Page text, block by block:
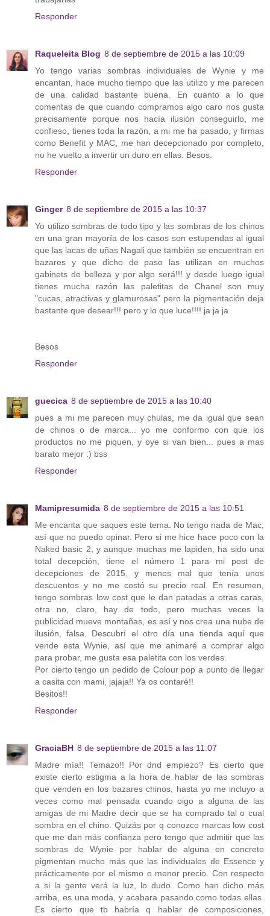
Responder
Raqueleita Blog 8 de septiembre de 2015 a las 10:09
Yo tengo varias sombras individuales de Wynie y me
encantan, hace mucho tiempo que las utilizo y me parecen
de una calidad bastante buena. En cuanto a lo que
comentas de que cuando compramos algo caro nos gusta
precisamente porque nos hacía ilusión conseguirlo, me
confieso, tienes toda la razón, a mi me ha pasado, y firmas
como Benefit y MAC, me han decepcionado por completo,
no he vuelto a invertir un duro en ellas. Besos.
Responder
Ginger 8 de septiembre de 2015 a las 10:37
Yo utilizo sombras de todo tipo y las sombras de los chinos
en una gran mayoría de los casos son estupendas al igual
que las lacas de uñas Nagali que también se encuentran en
bazares y que dicho de paso las utilizan en muchos
gabinets de belleza y por algo será!!! y desde luego igual
tienes mucha razón las paletitas de Chanel son muy
"cucas, atractivas y glamurosas" pero la pigmentación deja
bastante que desear!!! pero y lo que luce!!!! ja ja ja
Besos
Responder
guecica 8 de septiembre de 2015 a las 10:40
pues a mi me parecen muy chulas, me da igual que sean
de chinos o de marca... yo me conformo con que los
productos no me piquen, y oye si van bien... pues a mas
barato mejor :) bss
Responder
Mamipresumida 8 de septiembre de 2015 a las 10:51
Me encanta que saques este tema. No tengo nada de Mac,
así que no puedo opinar. Pero si me hice hace poco con la
Naked basic 2, y aunque muchas me lapiden, ha sido una
total decepción, tiene el número 1 para mi post de
decepciones de 2015, y menos mal que tenía unos
descuentos y no me costó su precio real. En resumen,
tengo sombras low cost que le dan patadas a otras caras,
otra no, claro, hay de todo, pero muchas veces la
publicidad mueve montañas, es así y nos crea una nube de
ilusión, falsa. Descubrí el otro día una tienda aquí que
vende esta Wynie, así que me animaré a comprar algo
para probar, me gusta esa paletita con los verdes.
Por cierto tengo un pedido de Colour pop a punto de llegar
a casita con mami, jajaja!! Ya os contaré!!
Besitos!!
Responder
GraciaBH 8 de septiembre de 2015 a las 11:07
Madre mía!! Temazo!! Por dnd empiezo? Es cierto que
existe cierto estigma a la hora de hablar de las sombras
que venden en los bazares chinos, hasta yo me incluyo a
veces como mal pensada cuando oigo a alguna de las
amigas de mi Madre decir que se ha comprado tal o cual
sombra en el chino. Quizás por q conozco marcas low cost
que me dan más confianza pero tengo que admitir que las
sombras de Wynie por hablar de alguna en concreto
pigmentan mucho más que las individuales de Essence y
prácticamente por el mismo o menor precio. Con respecto
a si la gente verá la luz, lo dudo. Como han dicho más
arriba, es una moda, y acabara pasando como todas ellas.
Es cierto que tb habría q hablar de composiciones,